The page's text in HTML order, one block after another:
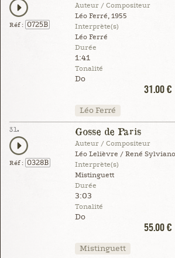
Réf : 0725B
Auteur / Compositeur
Léo Ferré, 1955
Interprète(s)
Léo Ferré
Durée
1:41
Tonalité
Do
31.00 €
Léo Ferré
31.
Réf : 0328B
Gosse de Paris
Auteur / Compositeur
Léo Lelièvre / René
Interprète(s)
Mistinguett
Durée
3:03
Tonalité
Do
55.00 €
Mistinguett